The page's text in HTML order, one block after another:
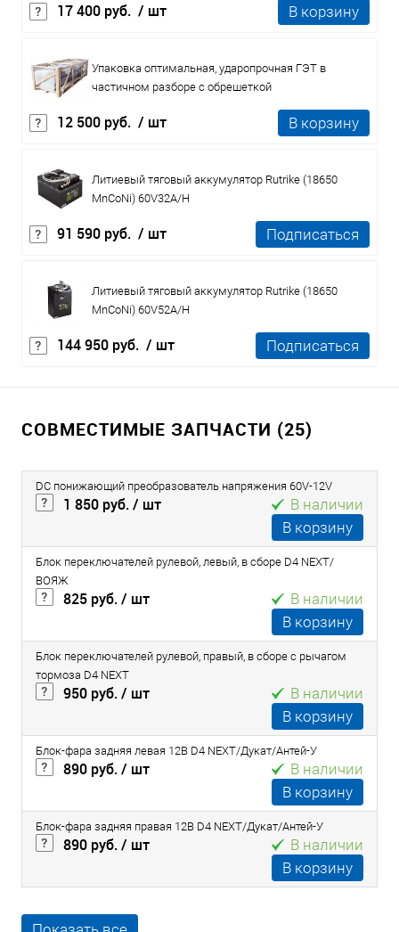
17 400 руб. / шт В корзину
Упаковка оптимальная, ударопрочная ГЭТ в
частичном разборе с обрешеткой
12 500 руб. / шт В корзину
Литиевый тяговый аккумулятор Rutrike (18650
MnCoNi) 60V32A/H
91 590 руб. / шт Подписаться
Литиевый тяговый аккумулятор Rutrike (18650
MnCoNi) 60V52A/H
144 950 руб. / шт Подписаться
СОВМЕСТИМЫЕ ЗАПЧАСТИ (25)
DC понижающий преобразователь напряжения 60V-12V
1 850 руб./ шт
В наличии
В корзину
Блок переключателей рулевой, левый, в сборе D4 NEXT/
ВОЯЖ
825 руб./ шт
В наличии
В корзину
Блок переключателей рулевой, правый, в сборе с рычагом
тормоза D4 NEXT
950 руб./ шт
В наличии
В корзину
Блок-фара задняя левая 12В D4 NEXT/Дукат/Антей-У
890 руб./ шт
В наличии
В корзину
Блок-фара задняя правая 12В D4 NEXT/Дукат/Антей-У
890 руб./ шт
В наличии
В корзину